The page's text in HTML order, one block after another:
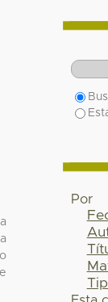
Por